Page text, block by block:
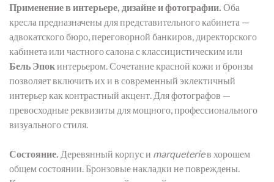
Применение в интерьере, дизайне и фотографии. Оба
кресла предназначены для представительного кабинета —
адвокатского бюро, переговорной банкиров, директорского
кабинета или частного салона с классицистическим или
Бель Эпокинтерьером. Сочетание красной кожи и бронзы
позволяет включить их и в современный эклектичный
интерьер как контрастный акцент. Для фотографов —
превосходные реквизиты для мощного, профессионального
визуального стиля.
Состояние. Деревянный корпус и marqueterieв хорошем
общем состоянии. Бронзовые накладки не повреждены.